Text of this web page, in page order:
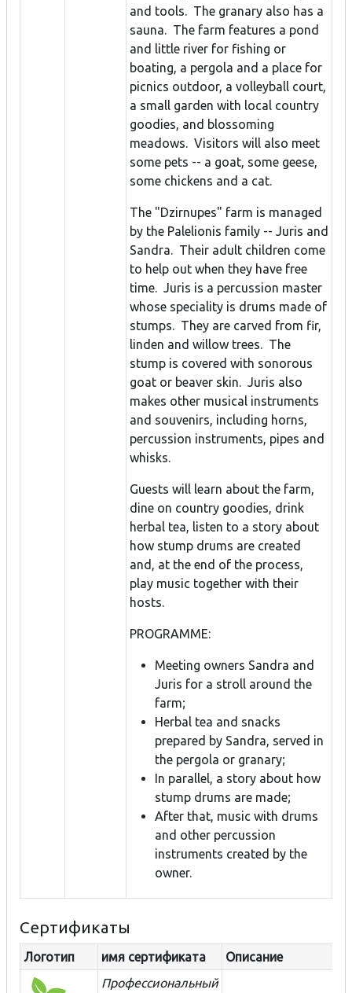
and tools. The granary also has a
sauna. The farm features a pond
and little river for fishing or
boating, a pergola and a place for
picnics outdoor, a volleyball court,
a small garden with local country
goodies, and blossoming
meadows. Visitors will also meet
some pets -- a goat, some geese,
some chickens and a cat.
The "Dzirnupes" farm is managed
by the Palelionis family -- Juris and
Sandra. Their adult children come
to help out when they have free
time. Juris is a percussion master
whose speciality is drums made of
stumps. They are carved from fir,
linden and willow trees. The
stump is covered with sonorous
goat or beaver skin. Juris also
makes other musical instruments
and souvenirs, including horns,
percussion instruments, pipes and
whisks.
Guests will learn about the farm,
dine on country goodies, drink
herbal tea, listen to a story about
how stump drums are created
and, at the end of the process,
play music together with their
hosts.
PROGRAMME:
Meeting owners Sandra and
Juris for a stroll around the
farm;
Herbal tea and snacks
prepared by Sandra, served in
the pergola or granary;
In parallel, a story about how
stump drums are made;
After that, music with drums
and other percussion
instruments created by the
owner.
Сертификаты
Логотип имя сертификата
Описание
Профессиональный